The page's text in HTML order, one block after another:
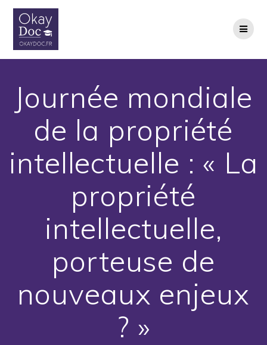
Journée mondiale
de la propriété
intellectuelle : « La
propriété
intellectuelle,
porteuse de
nouveaux enjeux
? »